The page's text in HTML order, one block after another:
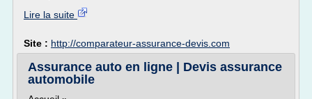
Lire la suite
Site : http://comparateur-assurance-devis.com
Assurance auto en ligne | Devis assurance
automobile